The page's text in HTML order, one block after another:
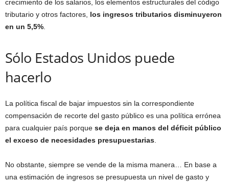
crecimiento de los salarios, los elementos estructurales del código
tributario y otros factores, los ingresos tributarios disminuyeron
en un 5,5%
Sólo Estados Unidos puede
hacerlo
La política fiscal de bajar impuestos sin la correspondiente
compensación de recorte del gasto público es una política errónea
para cualquier país porque se deja en manos del déficit público
el exceso de necesidades presupuestarias
No obstante, siempre se vende de la misma manera… En base a
una estimación de ingresos se presupuesta un nivel de gasto y